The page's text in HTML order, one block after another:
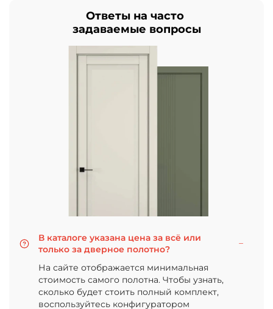
Ответы на часто
задаваемые вопросы
В каталоге указана цена за всё или
только за дверное полотно?
На сайте отображается минимальная
стоимость самого полотна. Чтобы узнать,
сколько будет стоить полный комплект,
воспользуйтесь конфигуратором